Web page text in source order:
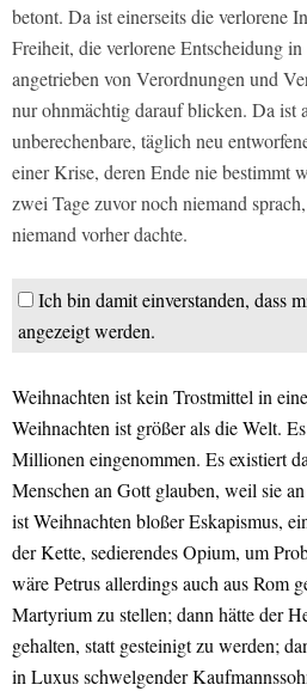
betont. Da ist einerseits die verlorene
Freiheit, die verlorene Entscheidung
angetrieben von Verordnungen und
nur ohnmächtig darauf blicken. Da ist
unberechenbare, täglich neu
einer Krise, deren Ende nie bestimmt
zwei Tage zuvor noch niemand
niemand vorher dachte.
Ich bin damit einverstanden, dass
angezeigt werden.
Weihnachten ist kein Trostmittel in
Weihnachten ist größer als die Welt.
Millionen eingenommen. Es existiert
Menschen an Gott glauben, weil sie
ist Weihnachten bloßer Eskapismus,
der Kette, sedierendes Opium, um
wäre Petrus allerdings auch aus Rom
Martyrium zu stellen; dann hätte der
gehalten, statt gesteinigt zu werden;
in Luxus schwelgender